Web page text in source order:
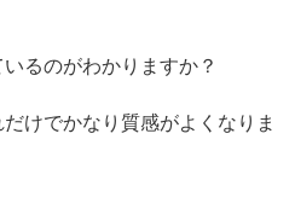
るのがわかりますか？
けでかなり質感がよくなりま